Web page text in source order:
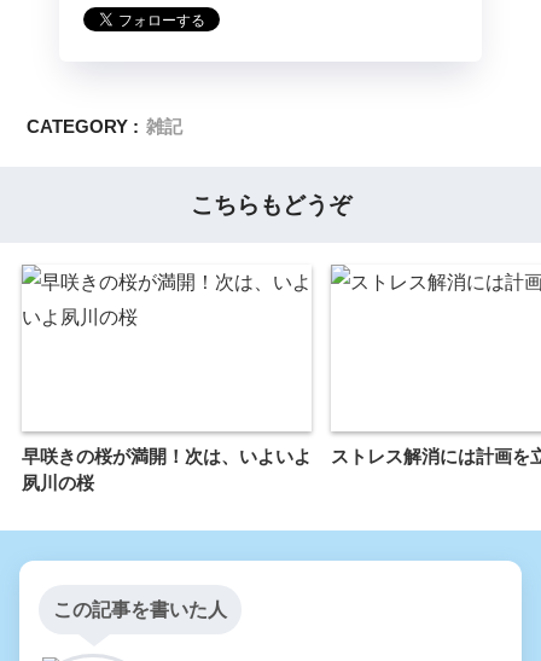
CATEGORY : 雑記
こちらもどうぞ
早咲きの桜が満開！次は、いよいよ
夙川の桜
ストレス解消には計画を
この記事を書いた人